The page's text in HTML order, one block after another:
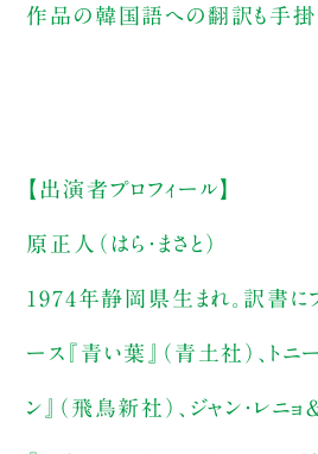
作品の韓国語への翻訳も手掛け
【出演者プロフィール】
原正人（はら・まさと）
1974年静岡県生まれ。訳書にフ
ース『青い葉』（青土社）、トニー
ン』（飛鳥新社）、ジャン・レニョ